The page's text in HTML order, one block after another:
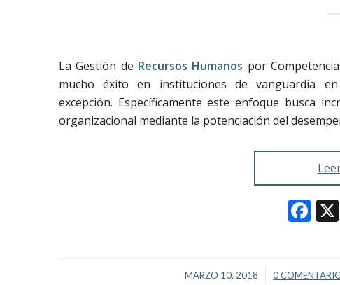
La Gestión de Recursos Humanos por
mucho éxito en instituciones de vanguardia
excepción. Específicamente este enfoque busca
organizacional mediante la potenciación del
MARZO 10, 2018
/ 0 /